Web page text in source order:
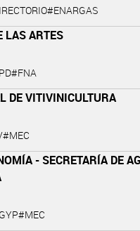
LAS ARTES
DE VITIVINICULTURA
- SECRETARÍA DE